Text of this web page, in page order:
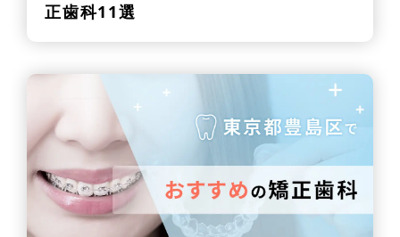
正歯科11選